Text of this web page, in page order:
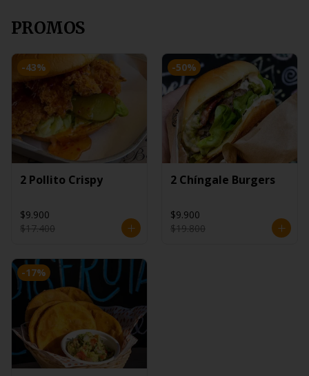
PROMOS
-43%
2 Pollito Crispy
$9.900
$17.400
-50%
2 Chíngale Burgers
$9.900
$19.800
-17%